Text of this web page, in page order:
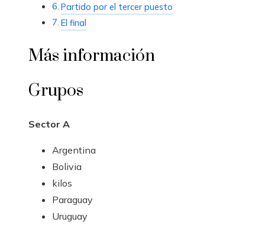
Partido por el tercer puesto
El final
Más información
Grupos
Sector A
Argentina
Bolivia
kilos
Paraguay
Uruguay